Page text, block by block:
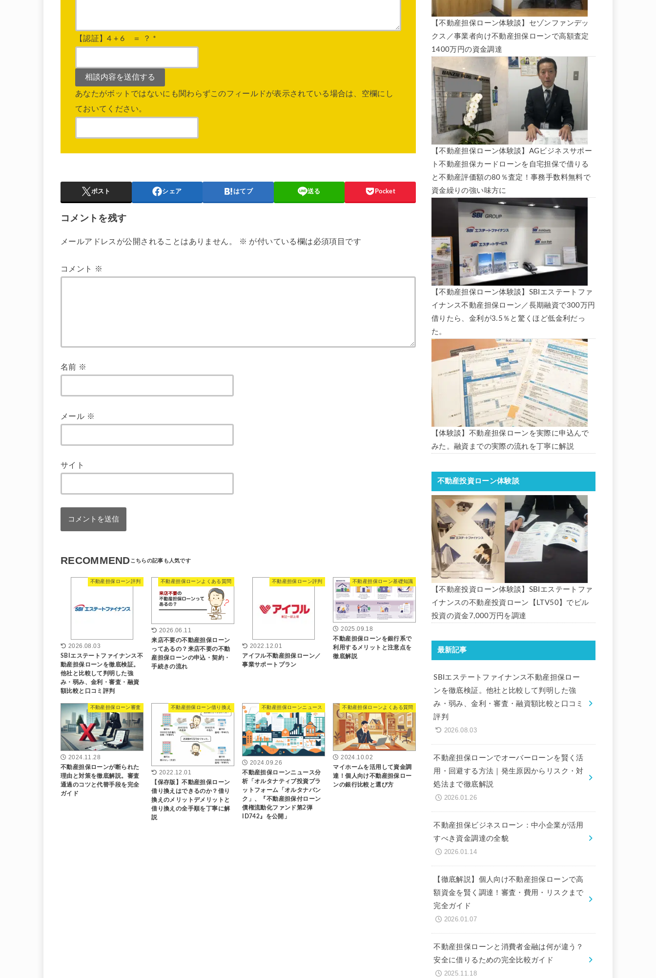
【認証】4 + 6 ＝ ？ *
あなたがボットではないにも関わらずこのフィールドが表示されている場合は、空欄にし
ておいてください。
ポスト シェア はてブ 送る Pocket
コメントを残す
メールアドレスが公開されることはありません。 ※ が付いている欄は必須項目です
コメント ※
名前 ※
メール ※
サイト
RECOMMEND
不動産担保ローン評判
2026.08.03
SBIエステートファイナンス不
動産担保ローンを徹底検証。
他社と比較して判明した強
み・弱み、金利・審査・融資
額比較と口コミ評判
不動産担保ローンよくある質問
2026.06.11
来店不要の不動産担保ローン
ってあるの？来店不要の不動
産担保ローンの申込・契約・
手続きの流れ
不動産担保ローン評判
2022.12.01
アイフル不動産担保ローン／
事業サポートプラン
不動産担保ローン基礎知識
2025.09.18
不動産担保ローンを銀行系で
利用するメリットと注意点を
徹底解説
不動産担保ローン審査
2024.11.28
不動産担保ローンが断られた
理由と対策を徹底解説。審査
通過のコツと代替手段を完全
ガイド
不動産担保ローン借り換え
2022.12.01
【保存版】不動産担保ローン
借り換えはできるのか？借り
換えのメリットデメリットと
借り換えの全手順を丁寧に解
説
不動産担保ローンニュース
2024.09.26
不動産担保ローンニュース分
析「オルタナティブ投資プラ
ットフォーム「オルタナバン
ク」、『不動産担保付ローン
債権流動化ファンド第2弾
ID742』を公開」
不動産担保ローンよくある質問
2024.10.02
マイホームを活用して資金調
達！個人向け不動産担保ロー
ンの銀行比較と選び方
【不動産担保ローン体験談】セゾンファンデッ
クス／事業者向け不動産担保ローンで高額査定
1400万円の資金調達
【不動産担保ローン体験談】AGビジネスサポー
ト不動産担保カードローンを自宅担保で借りる
と不動産評価額の80％査定！事務手数料無料で
資金繰りの強い味方に
【不動産担保ローン体験談】SBIエステートファ
イナンス不動産担保ローン／長期融資で300万円
借りたら、金利が3.5％と驚くほど低金利だっ
た。
【体験談】不動産担保ローンを実際に申込んで
みた。融資までの実際の流れを丁寧に解説
不動産投資ローン体験談
【不動産投資ローン体験談】SBIエステートファ
イナンスの不動産投資ローン【LTV50】でビル
投資の資金7,000万円を調達
最新記事
SBIエステートファイナンス不動産担保ロー
ンを徹底検証。他社と比較して判明した強
み・弱み、金利・審査・融資額比較と口コミ
評判
2026.08.03
不動産担保ローンでオーバーローンを賢く活
用・回避する方法｜発生原因からリスク・対
処法まで徹底解説
2026.01.26
不動産担保ビジネスローン：中小企業が活用
すべき資金調達の全貌
2026.01.14
【徹底解説】個人向け不動産担保ローンで高
額資金を賢く調達！審査・費用・リスクまで
完全ガイド
2026.01.07
不動産担保ローンと消費者金融は何が違う？
安全に借りるための完全比較ガイド
2025.11.18